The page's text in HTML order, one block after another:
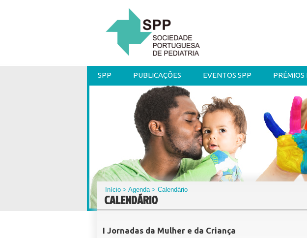
SPP PUBLICAÇÕES EVENTOS SPP PRÉMIOS
Início >Agenda> Calendário
CALENDÁRIO
I Jornadas da Mulher e da Criança